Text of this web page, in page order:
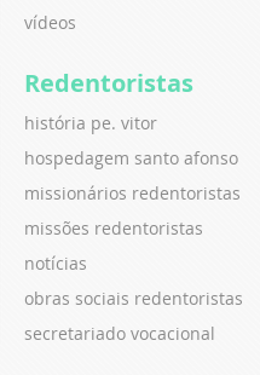
vídeos
Redentoristas
história pe. vitor
hospedagem santo afonso
missionários redentoristas
missões redentoristas
notícias
obras sociais redentoristas
secretariado vocacional